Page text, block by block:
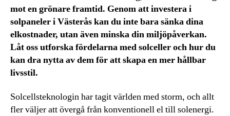
mot en grönare framtid. Genom att investera i
solpaneler i Västerås kan du inte bara sänka dina
elkostnader, utan även minska din miljöpåverkan.
Låt oss utforska fördelarna med solceller och hur du
kan dra nytta av dem för att skapa en mer hållbar
livsstil.
Solcellsteknologin har tagit världen med storm, och allt
fler väljer att övergå från konventionell el till solenergi.